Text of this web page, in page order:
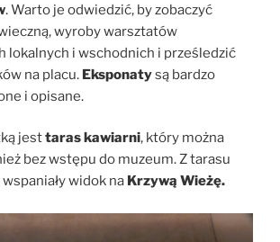
. Warto je odwiedzić, by zobaczyć
wyroby warsztatów
lokalnych i wschodnich i prześledzić
na placu. Eksponatysą bardzo
i opisane.
jesttaras kawiarni, który można
bez wstępu do muzeum. Z tarasu
widok na Krzywą Wieżę.